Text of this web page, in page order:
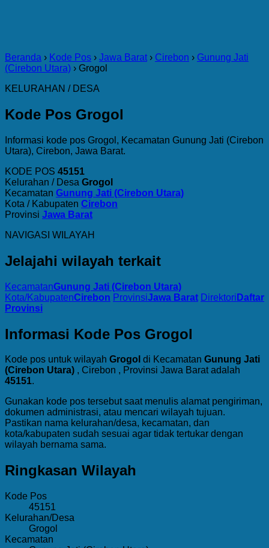
Beranda › Kode Pos › Jawa Barat › Cirebon › Gunung Jati
(Cirebon Utara) › Grogol
KELURAHAN / DESA
Kode Pos Grogol
Informasi kode pos Grogol, Kecamatan Gunung Jati (Cirebon
Utara), Cirebon, Jawa Barat.
KODE POS 45151
Kelurahan / Desa Grogol
Kecamatan Gunung Jati (Cirebon Utara)
Kota / Kabupaten Cirebon
Provinsi Jawa Barat
NAVIGASI WILAYAH
Jelajahi wilayah terkait
KecamatanGunung Jati (Cirebon Utara)
Kota/KabupatenCirebon ProvinsiJawa Barat Direktori Daftar
Provinsi
Informasi Kode Pos Grogol
Kode pos untuk wilayah Grogol di Kecamatan Gunung Jati
(Cirebon Utara) , Cirebon , Provinsi Jawa Barat adalah
45151.
Gunakan kode pos tersebut saat menulis alamat pengiriman,
dokumen administrasi, atau mencari wilayah tujuan.
Pastikan nama kelurahan/desa, kecamatan, dan
kota/kabupaten sudah sesuai agar tidak tertukar dengan
wilayah bernama sama.
Ringkasan Wilayah
Kode Pos
45151
Kelurahan/Desa
Grogol
Kecamatan